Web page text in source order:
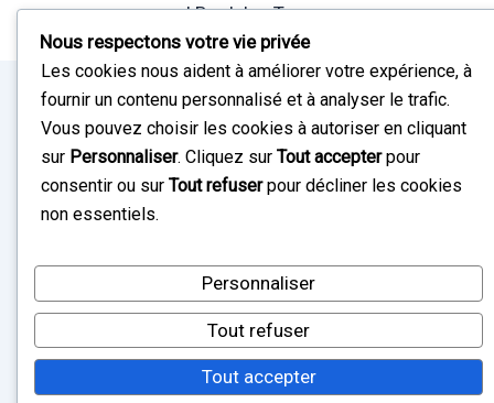
I Bradeloc Togo
Nous respectons votre vie privée
Les cookies nous aident à améliorer votre expérience, à
fournir un contenu personnalisé et à analyser le trafic.
Vous pouvez choisir les cookies à autoriser en cliquant
sur Personnaliser. Cliquez sur Tout accepterpour
consentir ou sur Tout refuserpour décliner les cookies
non essentiels.
Personnaliser
Tout refuser
Tout accepter